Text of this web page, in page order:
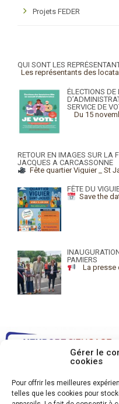
Gérer le
cookies
Pour offrir les meilleures
telles que les cookies pour
Projets FEDER
QUI SONT LES
Les représentants des
ÉLECTIONS DE
SERVICE DE
Du 15
RETOUR EN IMAGES SUR LA
JACQUES A CARCASSONNE
Fête quartier Viguier _ St
FÊTE DU
Save the
PAMIERS
La presse